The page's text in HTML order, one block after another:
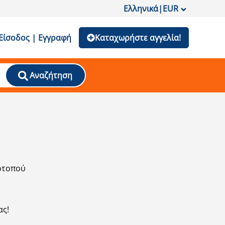
Ελληνικά|EUR
| Εγγραφή Καταχωρήστε αγγελία!
Αναζήτηση